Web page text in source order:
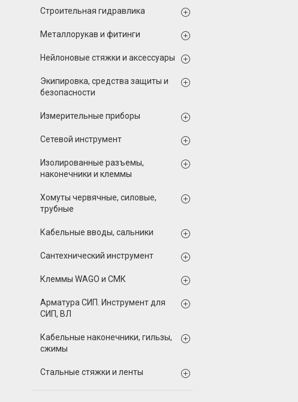
Строительная гидравлика
Металлорукав и фитинги
Нейлоновые стяжки и аксессуары
Экипировка, средства защиты и
безопасности
Измерительные приборы
Сетевой инструмент
Изолированные разъемы,
наконечники и клеммы
Хомуты червячные, силовые,
трубные
Кабельные вводы, сальники
Сантехнический инструмент
Клеммы WAGO и СМК
Арматура СИП. Инструмент для
СИП, ВЛ
Кабельные наконечники, гильзы,
сжимы
Стальные стяжки и ленты